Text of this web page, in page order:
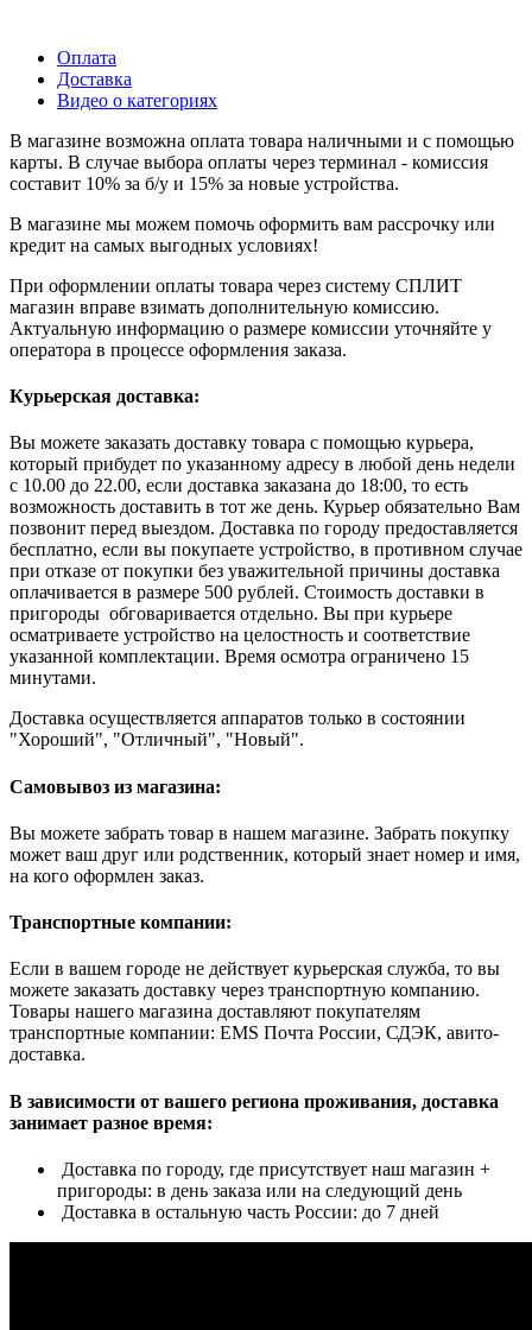
Оплата
Доставка
Видео о категориях
В магазине возможна оплата товара наличными и с помощью
карты. В случае выбора оплаты через терминал - комиссия
составит 10% за б/у и 15% за новые устройства.
В магазине мы можем помочь оформить вам рассрочку или
кредит на самых выгодных условиях!
При оформлении оплаты товара через систему СПЛИТ
магазин вправе взимать дополнительную комиссию.
Актуальную информацию о размере комиссии уточняйте у
оператора в процессе оформления заказа.
Курьерская доставка:
Вы можете заказать доставку товара с помощью курьера,
который прибудет по указанному адресу в любой день недели
с 10.00 до 22.00, если доставка заказана до 18:00, то есть
возможность доставить в тот же день. Курьер обязательно Вам
позвонит перед выездом. Доставка по городу предоставляется
бесплатно, если вы покупаете устройство, в противном случае
при отказе от покупки без уважительной причины доставка
оплачивается в размере 500 рублей. Стоимость доставки в
пригороды обговаривается отдельно. Вы при курьере
осматриваете устройство на целостность и соответствие
указанной комплектации. Время осмотра ограничено 15
минутами.
Доставка осуществляется аппаратов только в состоянии
"Хороший", "Отличный", "Новый".
Самовывоз из магазина:
Вы можете забрать товар в нашем магазине. Забрать покупку
может ваш друг или родственник, который знает номер и имя,
на кого оформлен заказ.
Транспортные компании:
Если в вашем городе не действует курьерская служба, то вы
можете заказать доставку через транспортную компанию.
Товары нашего магазина доставляют покупателям
транспортные компании: EMS Почта России, СДЭК, авито-
доставка.
В зависимости от вашего региона проживания, доставка
занимает разное время:
Доставка по городу, где присутствует наш магазин +
пригороды: в день заказа или на следующий день
Доставка в остальную часть России: до 7 дней